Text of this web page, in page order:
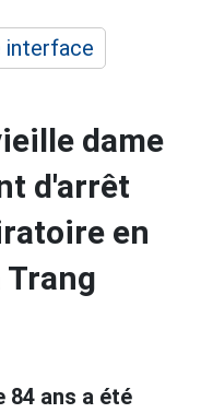
interface
dame
d'arrêt
en
Trang
84 ans a été